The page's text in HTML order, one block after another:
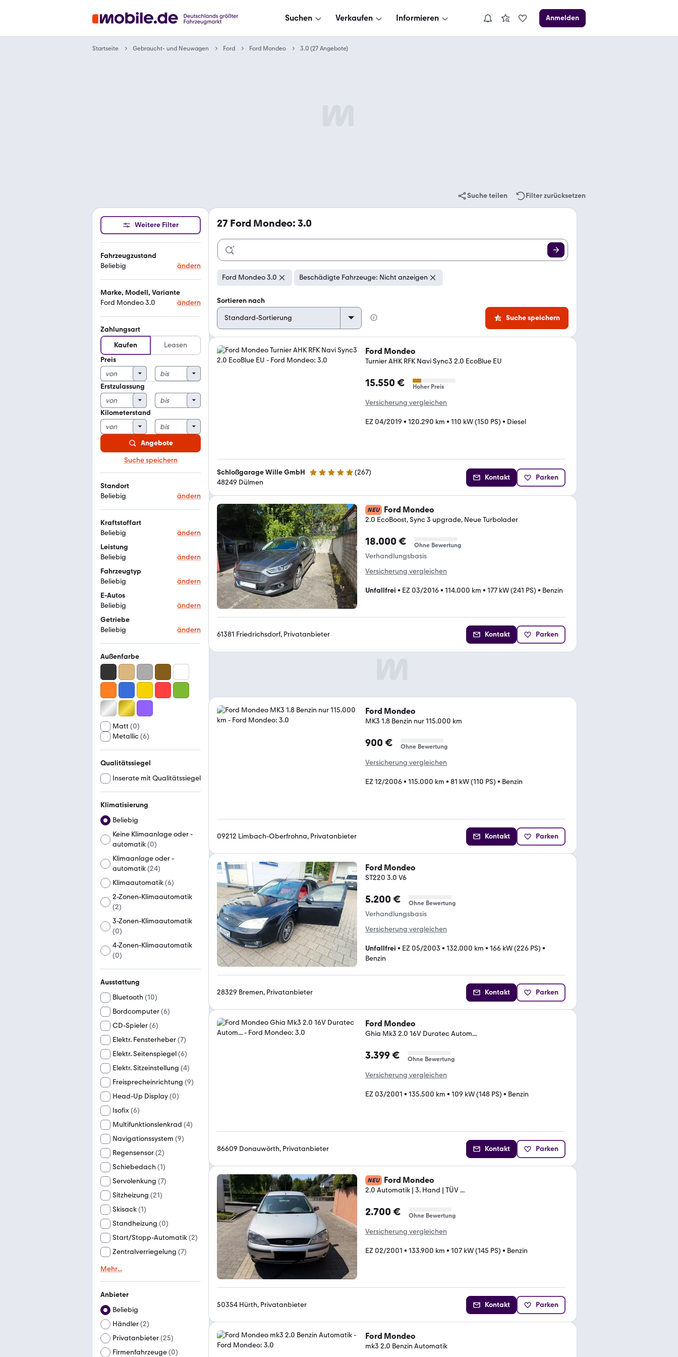
Suchen Verkaufen Informieren Anmelden
Startseite Gebraucht- und Neuwagen Ford Ford Mondeo 3.0 (27 Angebote)
Suche teilen Filter zurücksetzen
Weitere Filter
Fahrzeugzustand
Beliebig
ändern
Marke, Modell, Variante
Ford Mondeo 3.0
ändern
Zahlungsart
Kaufen
Leasen
Preis
Erstzulassung
Kilometerstand
Angebote
Suche speichern
Standort
Beliebig
ändern
Kraftstoffart
Beliebig
ändern
Leistung
Beliebig
ändern
Fahrzeugtyp
Beliebig
ändern
E-Autos
Beliebig
ändern
Getriebe
Beliebig
ändern
Außenfarbe
Matt (0)
Metallic(6)
Qualitätssiegel
Inserate mit Qualitätssiegel
Klimatisierung
Beliebig
Keine Klimaanlage oder -
automatik(0)
Klimaanlage oder -
automatik(24)
Klimaautomatik(6)
2-Zonen-Klimaautomatik
(2)
3-Zonen-Klimaautomatik
(0)
4-Zonen-Klimaautomatik
(0)
Ausstattung
Bluetooth (10)
Bordcomputer(6)
CD-Spieler(6)
Elektr. Fensterheber(7)
Elektr. Seitenspiegel(6)
Elektr. Sitzeinstellung (4)
Freisprecheinrichtung (9)
Head-Up Display(0)
Isofix(6)
Multifunktionslenkrad (4)
Navigationssystem (9)
Regensensor(2)
Schiebedach (1)
Servolenkung (7)
Sitzheizung (21)
Skisack(1)
Standheizung (0)
Start/Stopp-Automatik(2)
Zentralverriegelung (7)
Mehr...
Anbieter
Beliebig
Händler(2)
Privatanbieter(25)
Firmenfahrzeuge(0)
27 Ford Mondeo: 3.0
Ford Mondeo 3.0 Beschädigte Fahrzeuge: Nicht anzeigen
Sortieren nach
Suche speichern
Ford Mondeo
Turnier AHK RFK Navi Sync3 2.0 EcoBlue EU
15.550 € Hoher Preis
Versicherung vergleichen
EZ 04/2019 • 120.290 km • 110 kW (150 PS) • Diesel
Schloßgarage Wille GmbH 4.8 Sterne (267)
48249 Dülmen
Kontakt Parken
NEU Ford Mondeo
2.0 EcoBoost, Sync 3 upgrade, Neue Turbolader
18.000 € Ohne Bewertung
Verhandlungsbasis
Versicherung vergleichen
Unfallfrei • EZ 03/2016• 114.000 km • 177 kW (241 PS) • Benzin
61381 Friedrichsdorf, Privatanbieter Kontakt Parken
Ford Mondeo
MK3 1.8 Benzin nur 115.000 km
900 € Ohne Bewertung
Versicherung vergleichen
EZ 12/2006• 115.000 km • 81 kW (110 PS) • Benzin
09212 Limbach-Oberfrohna, Privatanbieter Kontakt Parken
Ford Mondeo
ST220 3.0 V6
5.200 € Ohne Bewertung
Verhandlungsbasis
Versicherung vergleichen
Unfallfrei • EZ 05/2003 • 132.000 km • 166 kW (226 PS) •
Benzin
28329 Bremen, Privatanbieter Kontakt Parken
Ford Mondeo
Ghia Mk3 2.0 16V Duratec Autom...
3.399 € Ohne Bewertung
Versicherung vergleichen
EZ 03/2001 • 135.500 km • 109 kW (148 PS) • Benzin
86609 Donauwörth, Privatanbieter Kontakt Parken
NEU Ford Mondeo
2.0 Automatik | 3. Hand | TÜV ...
2.700 € Ohne Bewertung
Versicherung vergleichen
EZ 02/2001 • 133.900 km • 107 kW (145 PS) • Benzin
50354 Hürth, Privatanbieter Kontakt Parken
Ford Mondeo
mk3 2.0 Benzin Automatik